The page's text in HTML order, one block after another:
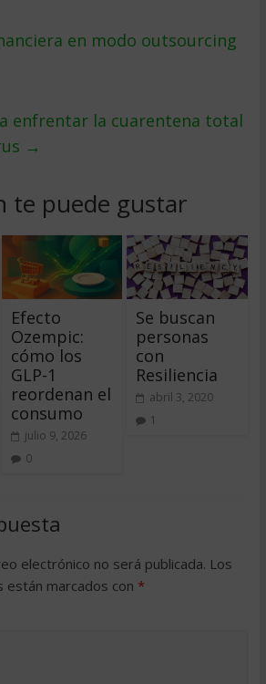
en modo outsourcing
enfrentar la cuarentena total
→
te puede gustar
Efecto
Ozempic:
cómo los
GLP-1
reordenan el
consumo
julio 9, 2026
0
Se buscan
personas
con
Resiliencia
abril 3, 2020
1
electrónico no será publicada. Los
están marcados con *